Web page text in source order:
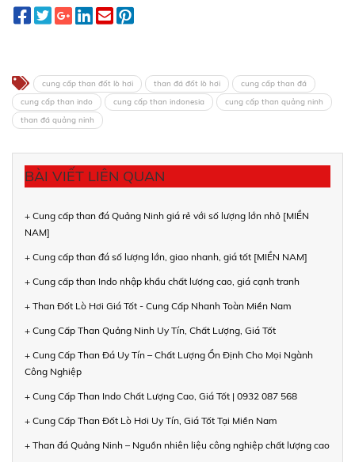
cung cấp than đốt lò hơi than đá đốt lò hơi
cung cấp than đá
cung cấp than indo
cung cấp than indonesia
cung cấp than quảng ninh
than đá quảng ninh
BÀI VIẾT LIÊN QUAN
+ Cung cấp than đá Quảng Ninh giá rẻ với số lượng lớn nhỏ [MIỀN
NAM]
+ Cung cấp than đá số lượng lớn, giao nhanh, giá tốt [MIỀN NAM]
+ Cung cấp than Indo nhập khẩu chất lượng cao, giá cạnh tranh
+ Than Đốt Lò Hơi Giá Tốt - Cung Cấp Nhanh Toàn Miền Nam
+ Cung Cấp Than Quảng Ninh Uy Tín, Chất Lượng, Giá Tốt
+ Cung Cấp Than Đá Uy Tín – Chất Lượng Ổn Định Cho Mọi Ngành
Công Nghiệp
+ Cung Cấp Than Indo Chất Lượng Cao, Giá Tốt | 0932 087 568
+ Cung Cấp Than Đốt Lò Hơi Uy Tín, Giá Tốt Tại Miền Nam
+ Than đá Quảng Ninh – Nguồn nhiên liệu công nghiệp chất lượng cao